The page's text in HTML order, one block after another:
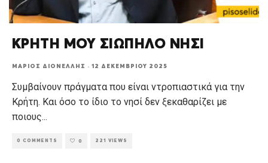
ΚΡΗΤΗ ΜΟΥ ΣΙΩΠΗΛΟ ΝΗΣΙ
ΜΆΡΙΟΣ ΔΙΟΝΈΛΛΗΣ · 12 ΔΕΚΕΜΒΡΊΟΥ 2025
Συμβαίνουν πράγματα που είναι ντροπιαστικά για την
Κρήτη. Και όσο το ίδιο το νησί δεν ξεκαθαρίζει με
ποιους...
0 COMMENTS 0 221 VIEWS